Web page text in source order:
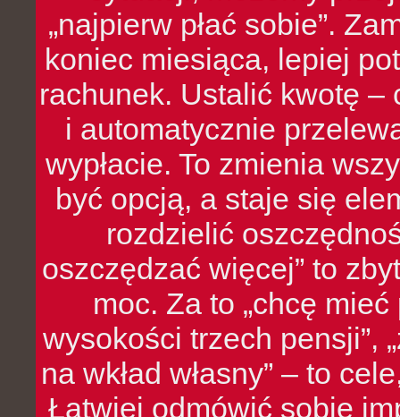
„najpierw płać sobie”.
koniec miesiąca, lepiej
rachunek. Ustalić kwotę
i automatycznie
wypłacie. To zmienia
być opcją, a staje się
rozdzielić
oszczędzać więcej” to
moc. Za to „chcę
wysokości trzech pensji”,
na wkład własny” – to
Łatwiej odmówić sobie